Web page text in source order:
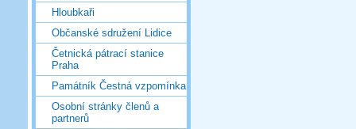
Hloubkaři
Občanské sdružení Lidice
Četnická pátrací stanice
Praha
Památník Čestná vzpomínka
Osobní stránky členů a
partnerů